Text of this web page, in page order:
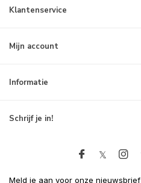
Klantenservice
Mijn account
Informatie
Schrijf je in!
Meld je aan voor onze nieuwsbrief